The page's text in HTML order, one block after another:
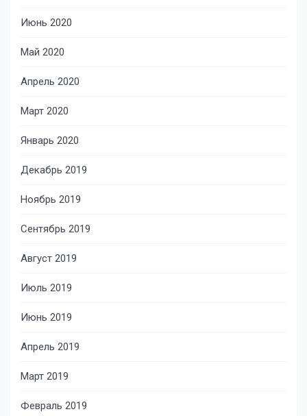
Июнь 2020
Май 2020
Апрель 2020
Март 2020
Январь 2020
Декабрь 2019
Ноябрь 2019
Сентябрь 2019
Август 2019
Июль 2019
Июнь 2019
Апрель 2019
Март 2019
Февраль 2019